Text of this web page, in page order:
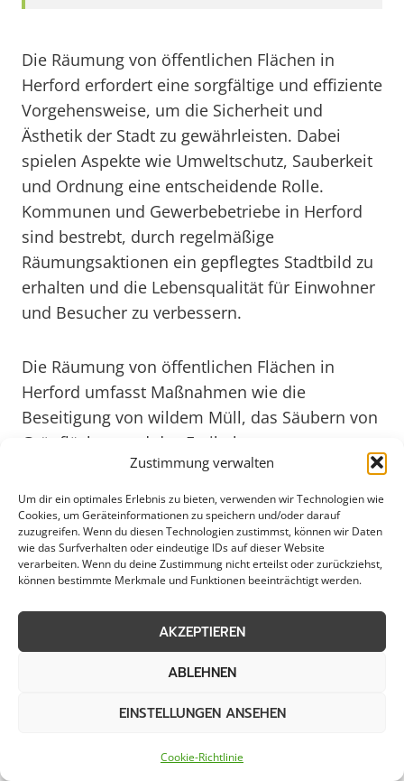
Zustimmung verwalten
Um dir ein optimales Erlebnis zu bieten, verwenden wir Technologien wie
Cookies, um Geräteinformationen zu speichern und/oder darauf
zuzugreifen. Wenn du diesen Technologien zustimmst, können wir Daten
wie das Surfverhalten oder eindeutige IDs auf dieser Website
verarbeiten. Wenn du deine Zustimmung nicht erteilst oder zurückziehst,
können bestimmte Merkmale und Funktionen beeinträchtigt werden.
AKZEPTIEREN
ABLEHNEN
EINSTELLUNGEN ANSEHEN
Cookie-Richtlinie
Die Räumung von öffentlichen Flächen in
Herford erfordert eine sorgfältige und effiziente
Vorgehensweise, um die Sicherheit und
Ästhetik der Stadt zu gewährleisten. Dabei
spielen Aspekte wie Umweltschutz, Sauberkeit
und Ordnung eine entscheidende Rolle.
Kommunen und Gewerbebetriebe in Herford
sind bestrebt, durch regelmäßige
Räumungsaktionen ein gepflegtes Stadtbild zu
erhalten und die Lebensqualität für Einwohner
und Besucher zu verbessern.
Die Räumung von öffentlichen Flächen in
Herford umfasst Maßnahmen wie die
Beseitigung von wildem Müll, das Säubern von
Grünflächen und das Freihalten von
Gehwegen. Durch gezielte Aktionen tragen
Unternehmen und Stadtreinigungsdienste dazu
bei, Herford als lebenswerte Stadt zu
präsentieren und das Bewusstsein für
Umweltschutz zu stärken. Im Hinblick auf das
Jahr 2025 werden innovative Technologien und
nachhaltige Konzepte für die Räumung
zunehmend wichtige Rolle spielen, um eine
unterstützen und zukunftsweisende Lösungen